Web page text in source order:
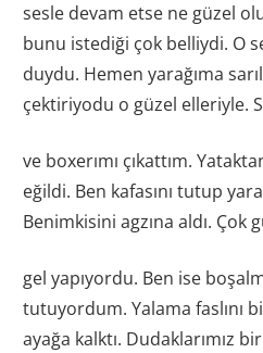
sesle devam etse ne güzel
bunu istediği çok belliydi. O
duydu. Hemen yarağıma
çektiriyodu o güzel elleriyle.
ve boxerımı çıkattım.
eğildi. Ben kafasını tutup
Benimkisini agzına aldı. Çok
gel yapıyordu. Ben ise
tutuyordum. Yalama faslını
ayağa kalktı. Dudaklarımız